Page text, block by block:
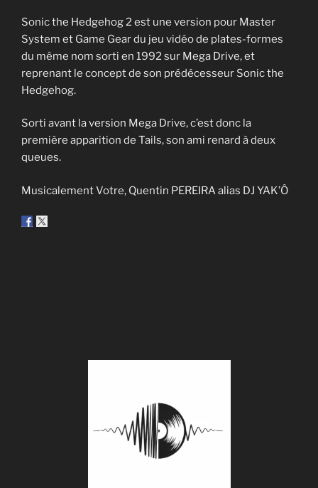
Sonic the Hedgehog 2 est une version pour Master
System et Game Gear du jeu vidéo de plates-formes
du même nom sorti en 1992 sur Mega Drive, et
reprenant le concept de son prédécesseur Sonic the
Hedgehog.
Sorti avant la version Mega Drive, c’est donc la
première apparition de Tails, son ami renard à deux
queues.
Musicalement Votre, Quentin PEREIRA alias DJ YAK’Ô